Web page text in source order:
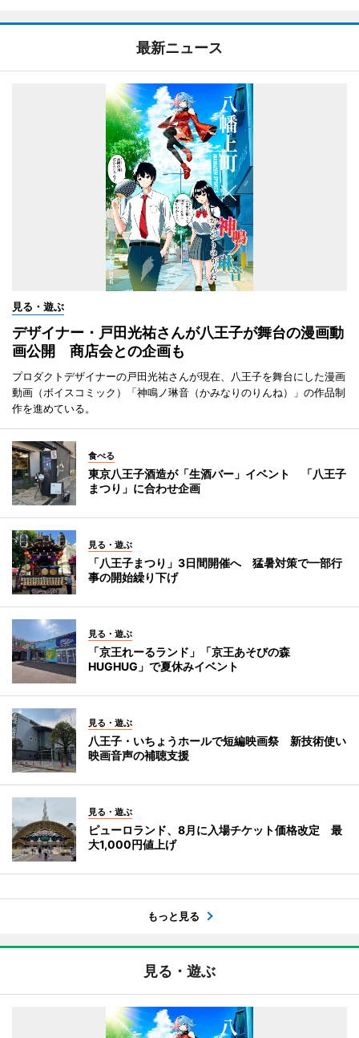
最新ニュース
見る・遊ぶ
デザイナー・戸田光祐さんが八王子が舞台の漫画動
画公開 商店会との企画も
プロダクトデザイナーの戸田光祐さんが現在、八王子を舞台にした漫画
動画（ボイスコミック）「神鳴ノ琳音（かみなりのりんね）」の作品制
作を進めている。
食べる
東京八王子酒造が「生酒バー」イベント 「八王子
まつり」に合わせ企画
見る・遊ぶ
「八王子まつり」3日間開催へ 猛暑対策で一部行
事の開始繰り下げ
見る・遊ぶ
「京王れーるランド」「京王あそびの森
HUGHUG」で夏休みイベント
見る・遊ぶ
八王子・いちょうホールで短編映画祭 新技術使い
映画音声の補聴支援
見る・遊ぶ
ピューロランド、8月に入場チケット価格改定 最
大1,000円値上げ
もっと見る
見る・遊ぶ